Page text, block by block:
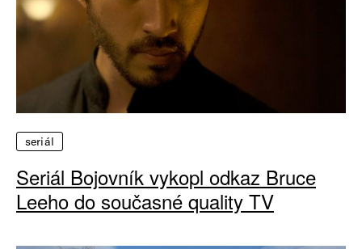
seriál
Seriál Bojovník vykopl odkaz Bruce
Leeho do současné quality TV